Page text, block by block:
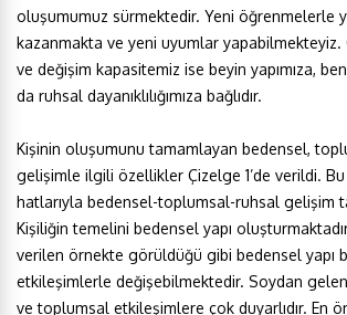
oluşumumuz sürmektedir. Yeni öğrenmelerle
kazanmakta ve yeni uyumlar yapabilmekteyiz.
ve değişim kapasitemiz ise beyin yapımıza,
da ruhsal dayanıklılığımıza bağlıdır.
Kişinin oluşumunu tamamlayan bedensel,
gelişimle ilgili özellikler Çizelge 1’de verildi.
hatlarıyla bedensel-toplumsal-ruhsal gelişim
Kişiliğin temelini bedensel yapı
verilen örnekte görüldüğü gibi bedensel yapı
etkileşimlerle değişebilmektedir. Soydan
ve toplumsal etkileşimlere çok duyarlıdır. En